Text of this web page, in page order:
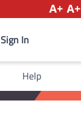
Sign In
Help